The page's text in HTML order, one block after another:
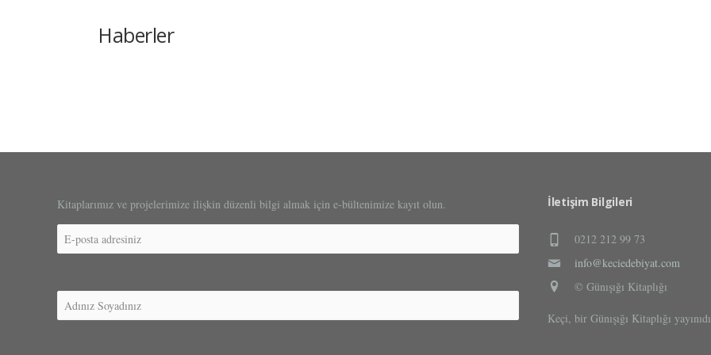
Haberler
Kitaplarımız ve projelerimize ilişkin düzenli bilgi almak için e-bültenimize kayıt olun. İletişim Bilgileri
0212 212 99 73
info@keciedebiyat.com
© Günışığı Kitaplığı
Keçi, bir Günışığı Kitaplığı